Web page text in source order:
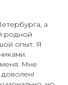
а
родной
опыт. Я
Мне
доволен!